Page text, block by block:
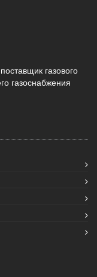
газового
газоснабжения